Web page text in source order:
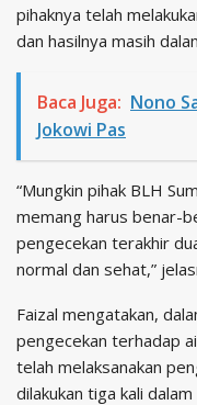
pihaknya telah
dan hasilnya masih
Baca Juga: Nono
Jokowi Pas
“Mungkin pihak BLH
memang harus benar-
pengecekan terakhir
normal dan sehat,”
Faizal mengatakan,
pengecekan terhadap
telah melaksanakan
dilakukan tiga kali